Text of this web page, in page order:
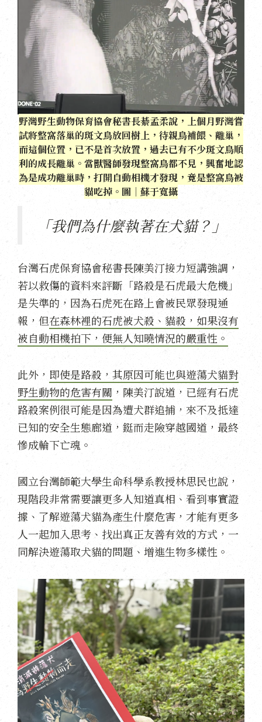
野灣野生動物保育協會秘書長綦孟柔說，上個月野灣嘗
試將整窩落巢的斑文鳥放回樹上，待親鳥補餵、離巢，
而這個位置，已不是首次放置，過去已有不少斑文鳥順
利的成長離巢。當獸醫師發現整窩鳥都不見，興奮地認
為是成功離巢時，打開自動相機才發現，竟是整窩鳥被
貓吃掉。圖｜蘇于寬攝
「我們為什麼執著在犬貓？」
台灣石虎保育協會秘書長陳美汀接力短講強調，
若以救傷的資料來評斷「路殺是石虎最大危機」
是失準的，因為石虎死在路上會被民眾發現通
報，但在森林裡的石虎被犬殺、貓殺，如果沒有
被自動相機拍下，便無人知曉情況的嚴重性。
此外， 即使是路殺，其原因可能也與遊蕩犬貓對
野生動物的危害有關 ，陳美汀說道，已經有石虎
路殺案例很可能是因為遭犬群追捕，來不及抵達
已知的安全生態廊道，鋌而走險穿越國道，最終
慘成輪下亡魂。
國立台灣師範大學生命科學系教授林思民也說，
現階段非常需要讓更多人知道真相、看到事實證
據、了解遊蕩犬貓為產生什麼危害，才能有更多
人一起加入思考、找出真正友善有效的方式，一
同解決遊蕩取犬貓的問題、增進生物多樣性。